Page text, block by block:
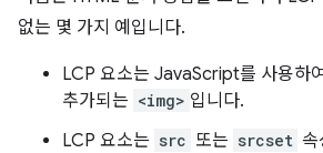
없는 몇 가지 예입니다.
LCP 요소는 JavaScript를 사용하
추가되는 <img> 입니다.
LCP 요소는 src 또는 srcset